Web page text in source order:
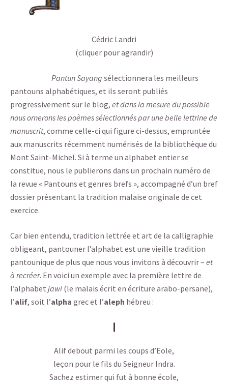
Cédric Landri
(cliquer pour agrandir)
Pantun Sayang sélectionnera les meilleurs
pantouns alphabétiques, et ils seront publiés
progressivement sur le blog, et dans la mesure du possible
nous ornerons les poèmes sélectionnés par une belle lettrine de
manuscrit, comme celle-ci qui figure ci-dessus, empruntée
aux manuscrits récemment numérisés de la bibliothèque du
Mont Saint-Michel. Si à terme un alphabet entier se
constitue, nous le publierons dans un prochain numéro de
la revue « Pantouns et genres brefs », accompagné d’un bref
dossier présentant la tradition malaise originale de cet
exercice.
Car bien entendu, tradition lettrée et art de la calligraphie
obligeant, pantouner l’alphabet est une vieille tradition
pantounique de plus que nous vous invitons à découvrir – et
à recréer. En voici un exemple avec la première lettre de
l’alphabet jawi (le malais écrit en écriture arabo-persane),
l’alif, soit l’alpha grec et l’aleph hébreu :
ﺍ
Alif debout parmi les coups d’Eole,
leçon pour le fils du Seigneur Indra.
Sachez estimer qui fut à bonne école,